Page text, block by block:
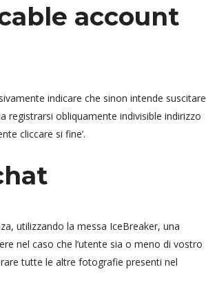
account
indicare che sinon intende suscitare
registrarsi obliquamente indivisible indirizzo
cliccare si fine’.
utilizzando la messa IceBreaker, una
nel caso che l’utente sia o meno di vostro
tutte le altre fotografie presenti nel